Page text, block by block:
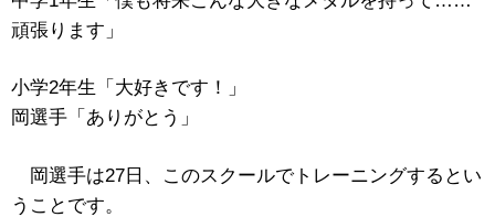
頑張ります」
小学2年生「大好きです！」
岡選手「ありがとう」
岡選手は27日、このスクールでトレーニングするとい
うことです。